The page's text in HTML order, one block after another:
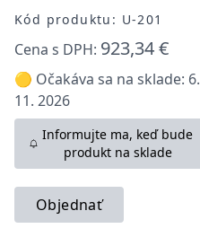
Kód produktu: U-201
Cena s DPH: 923,34 €
🟡 Očakáva sa na sklade: 6.
11. 2026
Informujte ma, keď bude
produkt na sklade
Objednať